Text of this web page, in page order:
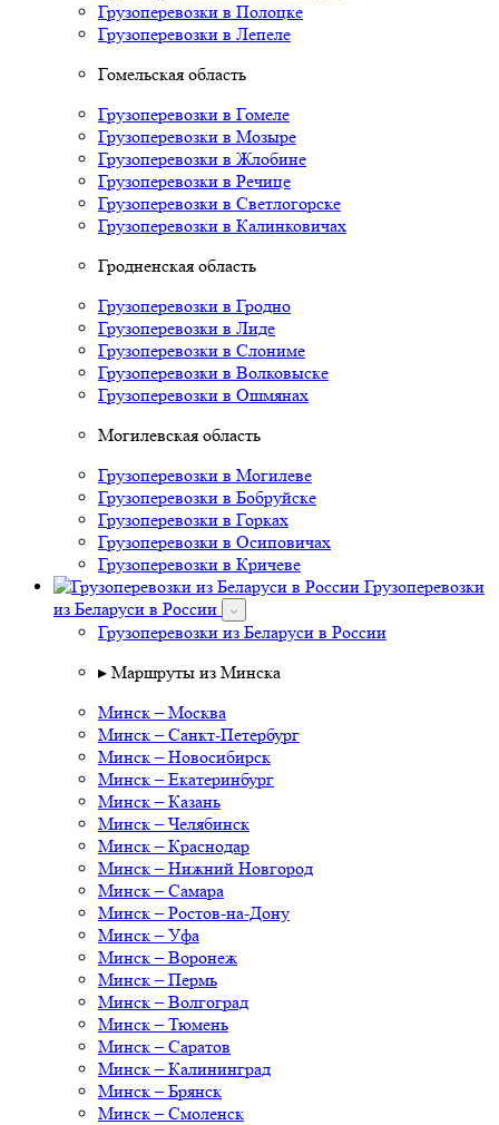
Грузоперевозки в Полоцке
Грузоперевозки в Лепеле
Гомельская область
Грузоперевозки в Гомеле
Грузоперевозки в Мозыре
Грузоперевозки в Жлобине
Грузоперевозки в Речице
Грузоперевозки в Светлогорске
Грузоперевозки в Калинковичах
Гродненская область
Грузоперевозки в Гродно
Грузоперевозки в Лиде
Грузоперевозки в Слониме
Грузоперевозки в Волковыске
Грузоперевозки в Ошмянах
Могилевская область
Грузоперевозки в Могилеве
Грузоперевозки в Бобруйске
Грузоперевозки в Горках
Грузоперевозки в Осиповичах
Грузоперевозки в Кричеве
Грузоперевозки
из Беларуси в России
Грузоперевозки из Беларуси в России
▸ Маршруты из Минска
Минск – Москва
Минск – Санкт-Петербург
Минск – Новосибирск
Минск – Екатеринбург
Минск – Казань
Минск – Челябинск
Минск – Краснодар
Минск – Нижний Новгород
Минск – Самара
Минск – Ростов-на-Дону
Минск – Уфа
Минск – Воронеж
Минск – Пермь
Минск – Волгоград
Минск – Тюмень
Минск – Саратов
Минск – Калининград
Минск – Брянск
Минск – Смоленск